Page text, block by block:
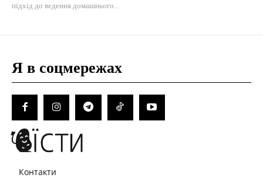
підхід до ведення домашнього...
Я в соцмережах
Контакти